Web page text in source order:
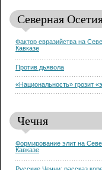
Северная
Фактор евразийства на
Кавказе
Против дьявола
«Национальность» грозит
Чечня
Формирование элит на
Кавказе